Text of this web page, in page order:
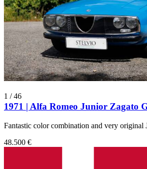
1 /46
1971 | Alfa Romeo Junior Zagato
Fantastic color combination and very original
48.500 €